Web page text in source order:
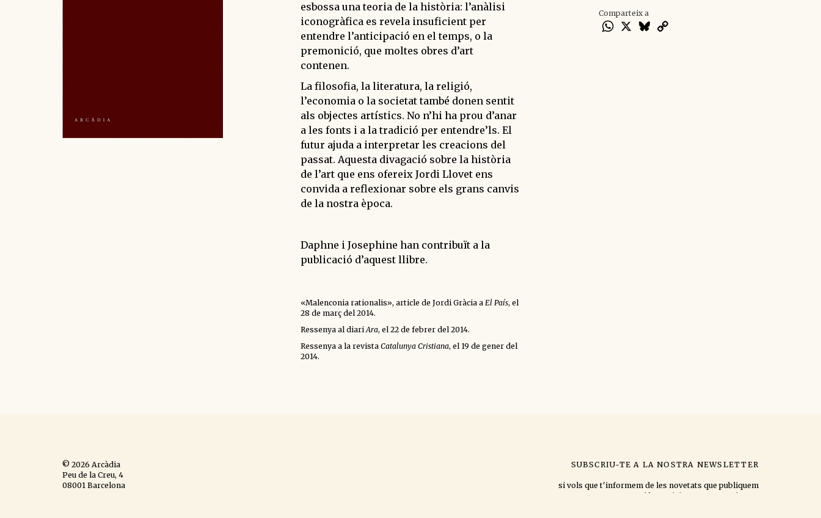
esbossa una teoria de la història: l’anàlisi
iconogràfica es revela insuficient per
entendre l’anticipació en el temps, o la
premonició, que moltes obres d’art
contenen.
La filosofia, la literatura, la religió,
l’economia o la societat també donen sentit
als objectes artístics. No n’hi ha prou d’anar
a les fonts i a la tradició per entendre’ls. El
futur ajuda a interpretar les creacions del
passat. Aquesta divagació sobre la història
de l’art que ens ofereix Jordi Llovet ens
convida a reflexionar sobre els grans canvis
de la nostra època.
Daphne i Josephine han contribuït a la
publicació d’aquest llibre.
«Malenconia rationalis», article de Jordi Gràcia a El País, el
28 de març del 2014.
Ressenya al diariAra, el 22 de febrer del 2014.
Ressenya a la revista Catalunya Cristiana, el 19 de gener del
2014.
Comparteix a
WhatsApp
X Bluesky
© 2026 Arcàdia
Peu de la Creu, 4
08001 Barcelona
SUBSCRIU-TE A LA NOSTRA NEWSLETTER
si vols que t'informem de les novetats que publiquem
i les activitats que organitzem.